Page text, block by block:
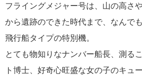
フライングメジャー号は、山の高さ
から遺跡のできた時代まで、なんで
飛行船タイプの特別機。
とても物知りなナンバー船長、測る
ト博士、好奇心旺盛な女の子のキュ